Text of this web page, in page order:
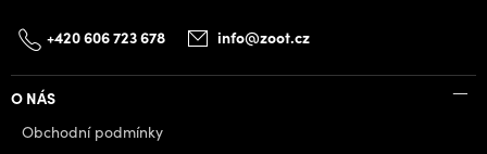
+420 606 723 678 info@zoot.cz
O NÁS
Obchodní podmínky